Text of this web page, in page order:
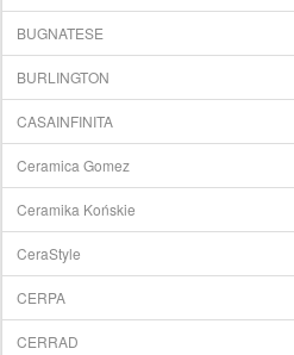
BUGNATESE
BURLINGTON
CASAINFINITA
Ceramica Gomez
Ceramika Końskie
CeraStyle
CERPA
CERRAD